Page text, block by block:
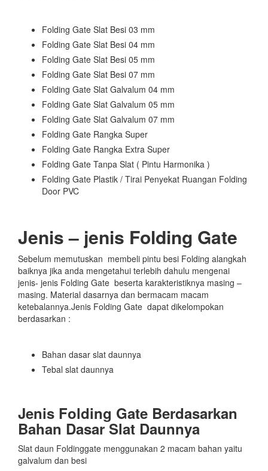
Folding Gate Slat Besi 03 mm
Folding Gate Slat Besi 04 mm
Folding Gate Slat Besi 05 mm
Folding Gate Slat Besi 07 mm
Folding Gate Slat Galvalum 04 mm
Folding Gate Slat Galvalum 05 mm
Folding Gate Slat Galvalum 07 mm
Folding Gate Rangka Super
Folding Gate Rangka Extra Super
Folding Gate Tanpa Slat ( Pintu Harmonika )
Folding Gate Plastik / Tirai Penyekat Ruangan Folding
Door PVC
Jenis – jenis Folding Gate
Sebelum memutuskan membeli pintu besi Folding alangkah
baiknya jika anda mengetahui terlebih dahulu mengenai
jenis- jenis Folding Gate beserta karakteristiknya masing –
masing. Material dasarnya dan bermacam macam
ketebalannya.Jenis Folding Gate dapat dikelompokan
berdasarkan :
Bahan dasar slat daunnya
Tebal slat daunnya
Jenis Folding Gate Berdasarkan
Bahan Dasar Slat Daunnya
Slat daun Foldinggate menggunakan 2 macam bahan yaitu
galvalum dan besi